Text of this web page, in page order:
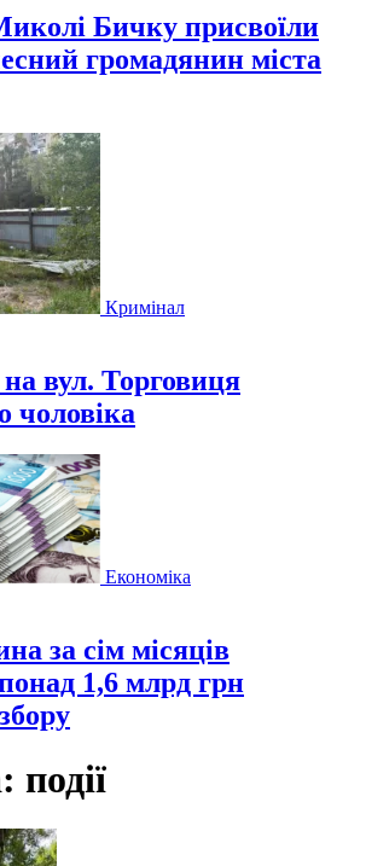
Бичку присвоїли
громадянин міста
Кримінал
вул. Торговиця
чоловіка
Економіка
за сім місяців
1,6 млрд грн
події